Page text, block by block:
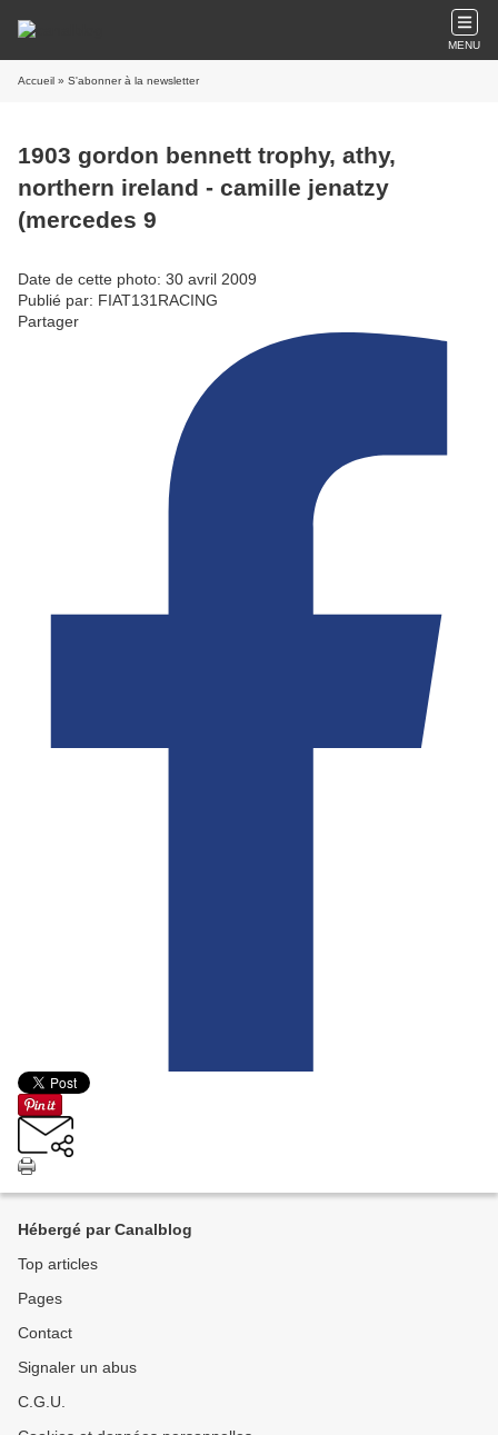
MENU
Accueil » S'abonner à la newsletter
1903 gordon bennett trophy, athy,
northern ireland - camille jenatzy
(mercedes 9
Date de cette photo: 30 avril 2009
Publié par: FIAT131RACING
Partager
Hébergé par Canalblog
Top articles
Pages
Contact
Signaler un abus
C.G.U.